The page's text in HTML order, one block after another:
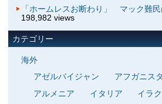
「ホームレスお断わり」 マック難
198,982 views
カテゴリー
海外
アゼルバイジャン
アフガニス
アルメニア
イタリア イラク